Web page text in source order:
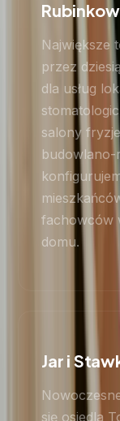
Największe
przez
dla usług
salony
budowlano-
fachowców
domu.
Jar i
się osiedla